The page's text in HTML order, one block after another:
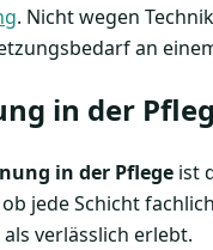
. Nicht wegen
an
in der
in der Pflege ist
jede Schicht
verlässlich erlebt.